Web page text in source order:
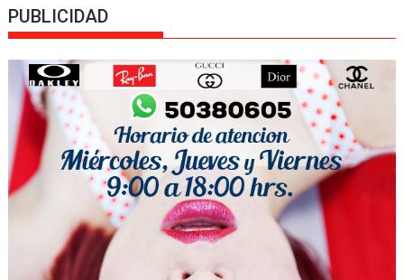
PUBLICIDAD